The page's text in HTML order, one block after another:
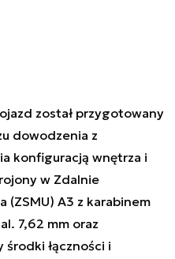
został przygotowany
dowodzenia z
konfiguracją wnętrza i
w Zdalnie
(ZSMU) A3 z karabinem
7,62 mm oraz
środki łączności i